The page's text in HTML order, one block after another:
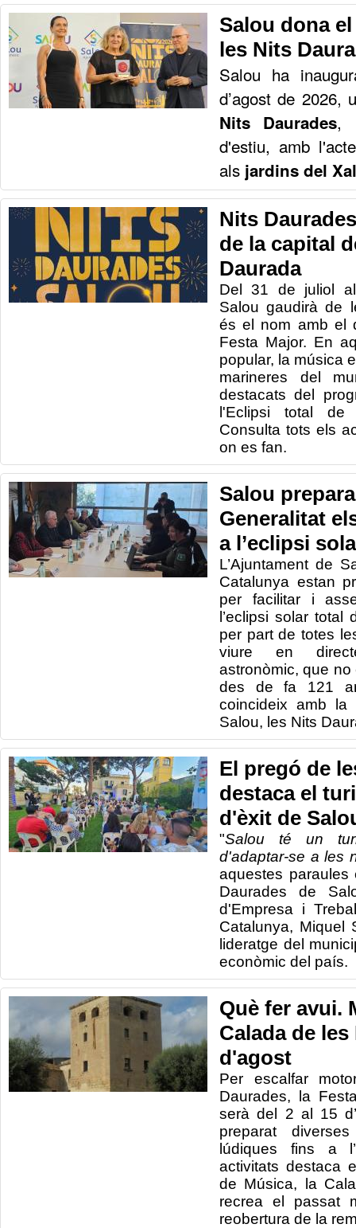
Salou dona
les Nits
Salou ha
d’agost de 2026,
Nits Daurades,
d'estiu, amb
als jardins del
Nits
de la capital
Daurada
Del 31 de juliol
Salou gaudirà de
és el nom amb el
Festa Major. En
popular, la música
marineres del
destacats del
l'Eclipsi total
Consulta tots els
on es fan.
Salou
Generalitat
a l’eclipsi
L’Ajuntament de
Catalunya estan
per facilitar i
l’eclipsi solar total
per part de totes
viure en
astronòmic, que
des de fa 121
coincideix amb la
Salou, les Nits
El pregó de
destaca el
d'èxit de
"Salou té un
d'adaptar-se a les
aquestes
Daurades de
d'Empresa i
Catalunya, Miquel
lideratge del
econòmic del país.
Què fer avui.
Calada de
d'agost
Per escalfar
Daurades, la
serà del 2 al 15
preparat
lúdiques fins a
activitats destaca
de Música, la
recrea el passat
reobertura de la